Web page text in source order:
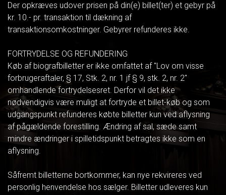
Der opkræves udover prisen på din(e) billet(ter) et gebyr på
kr. 10.- pr. transaktion til dækning af
transaktionsomkostninger. Gebyrer refunderes ikke.
FORTRYDELSE OG REFUNDERING
Køb af biografbilletter er ikke omfattet af "Lov om visse
forbrugeraftaler, § 17, Stk. 2, nr. 1 jf § 9, stk. 2, nr. 2"
omhandlende fortrydelsesret. Derfor vil det ikke
nødvendigvis være muligt at fortryde et billet-køb og som
udgangspunkt refunderes købte billetter kun ved aflysning
af pågældende forestilling. Ændring af sal, sæde samt
mindre ændringer i spilletidspunkt betragtes ikke som en
aflysning.
Såfremt billetterne bortkommer, kan nye rekvireres ved
personlig henvendelse hos sælger. Billetter udleveres kun